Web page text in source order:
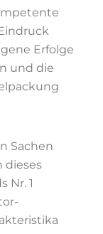
Erfolge
und die
Sachen
dieses
Nr. 1